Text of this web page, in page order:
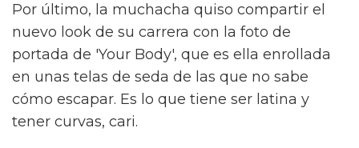
Por último, la muchacha quiso compartir el
nuevo look de su carrera con la foto de
portada de 'Your Body', que es ella enrollada
en unas telas de seda de las que no sabe
cómo escapar. Es lo que tiene ser latina y
tener curvas, cari.